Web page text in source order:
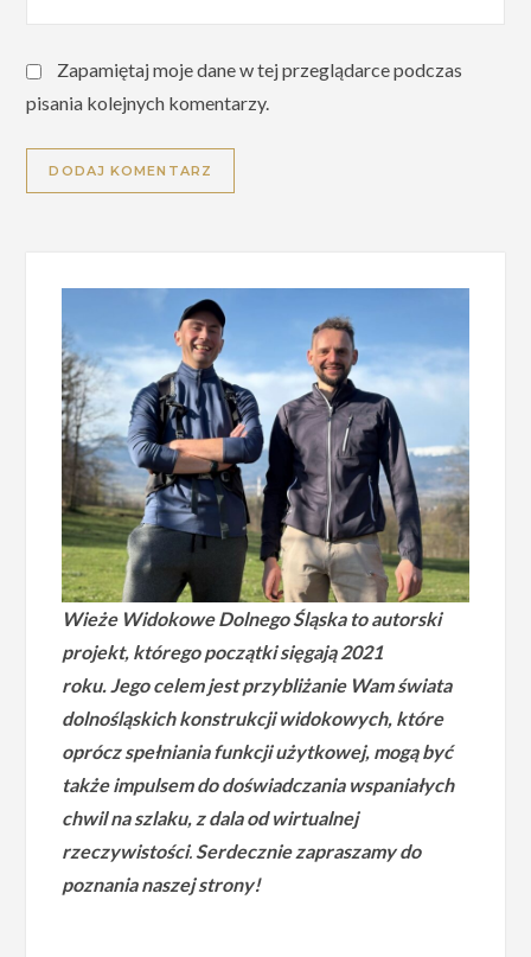
Zapamiętaj moje dane w tej przeglądarce podczas
pisania kolejnych komentarzy.
Wieże Widokowe Dolnego Śląska to autorski
projekt, którego początki sięgają 2021
roku.Jego celem jest przybliżanie Wam świata
dolnośląskich konstrukcji widokowych, które
oprócz spełniania funkcji użytkowej, mogą być
także impulsem do doświadczania wspaniałych
chwil na szlaku, z dala od wirtualnej
rzeczywistości.Serdecznie zapraszamy do
poznania naszej strony!